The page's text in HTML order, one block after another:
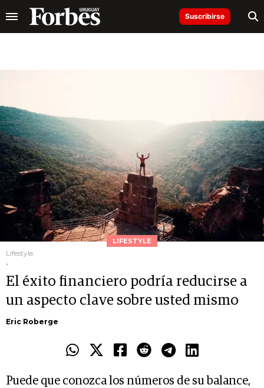
Suscribirse
LIFESTYLE
Lifestyle.
.
El éxito financiero podría reducirse a
un aspecto clave sobre usted mismo
Eric Roberge
Puede que conozca los números de su balance,